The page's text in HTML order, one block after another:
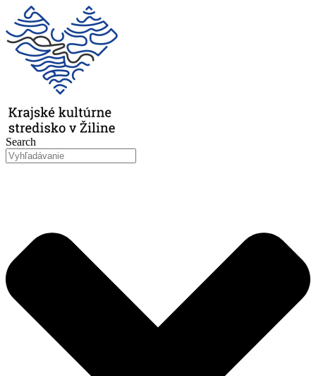
Preskočiť
na
obsah
Search